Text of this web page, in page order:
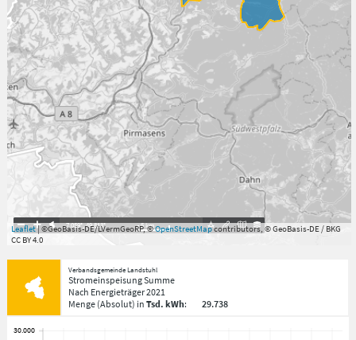
7.059°,49.813° 5km
Leaflet| ©GeoBasis-DE/LVermGeoRP, ©OpenStreetMapcontributors, © GeoBasis-DE / BKG
CC BY 4.0
Verbandsgemeinde Landstuhl
Stromeinspeisung Summe
Nach Energieträger2021
Menge(Absolut) in Tsd. kWh: 29.738